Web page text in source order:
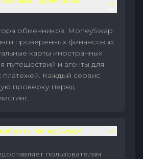
обменников, MoneySwap
проверенных финансовых
карты иностранных
путешествий и агенты для
Каждый сервис
проверку перед
MoneySwap?
пользователям